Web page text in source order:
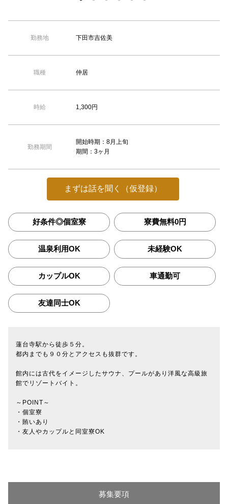
勤務地 下田市吉佐美
職種 仲居
時給 1,300円
勤務期間
開始時期：8月上旬
期間：3ヶ月
まずは話を聞く（仮登録）
好条件◎個室寮 寮費無料0円
温泉利用OK 未経験OK
カップルOK 車通勤可
友達同士OK
蓮台寺駅から徒歩５分。
都内までも９０分とアクセスも抜群です。
館内には古代をイメージしたサウナ、プールがあり洋風な高級旅
館でリゾートバイト。
～POINT～
・個室寮
・賄いあり
・友人やカップルと同室寮OK
募集要項